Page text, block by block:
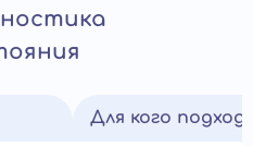
Для кого